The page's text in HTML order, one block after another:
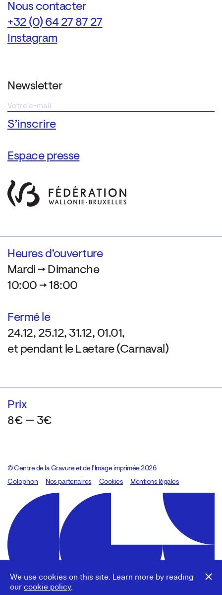
We use cookies on this site. Learn more by reading
our cookie policy.
Nous contacter
+32 (0) 64 27 87 27
Instagram
Newsletter
Espace presse
Heures d’ouverture
Mardi → Dimanche
10:00 → 18:00
Fermé le
24.12, 25.12, 31.12, 01.01,
et pendant le Laetare (Carnaval)
Prix
8€ — 3€
© Centre de la Gravure et de l’Image imprimée 2026
Colophon
Design:Marcel Kaczmarek, code:8080.studio
Nos partenaires Cookies Mentions légales